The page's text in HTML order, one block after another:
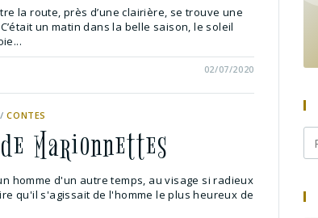
la route, près d’une clairière, se trouve une
un matin dans la belle saison, le soleil
02/07/2020
/CONTES
Marionnettes
homme d'un autre temps, au visage si radieux
qu'il s'agissait de l'homme le plus heureux de